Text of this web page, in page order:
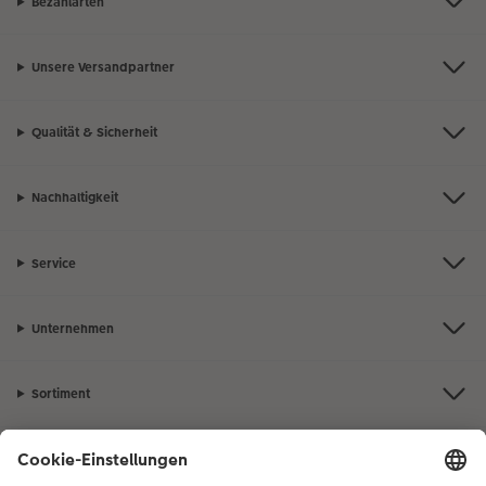
Unsere Versandpartner
Qualität & Sicherheit
Nachhaltigkeit
Service
Unternehmen
Sortiment
Inspiration